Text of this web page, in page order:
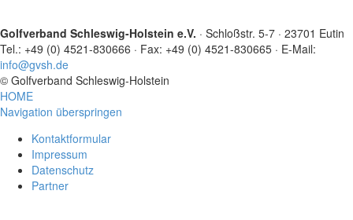
Golfverband Schleswig-Holstein e.V. · Schloßstr. 5-7 · 23701 Eutin
Tel.: +49 (0) 4521-830666 · Fax: +49 (0) 4521-830665 · E-Mail:
info@gvsh.de
© Golfverband Schleswig-Holstein
HOME
Navigation überspringen
Kontaktformular
Impressum
Datenschutz
Partner